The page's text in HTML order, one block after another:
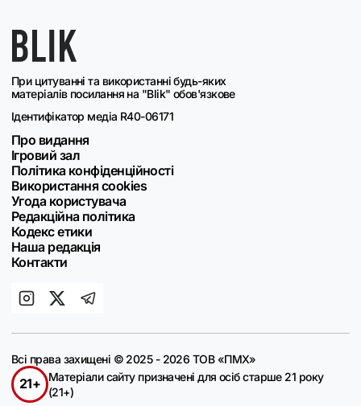
При цитуванні та використанні будь-яких
матеріалів посилання на "Blik" обов'язкове
Ідентифікатор медіа R40-06171
Про видання
Ігровий зал
Політика конфіденційності
Використання cookies
Угода користувача
Редакційна політика
Кодекс етики
Наша редакція
Контакти
Всі права захищені © 2025 - 2026 ТОВ «ПМХ»
21+
Матеріали сайту призначені для осіб старше 21 року
(21+)